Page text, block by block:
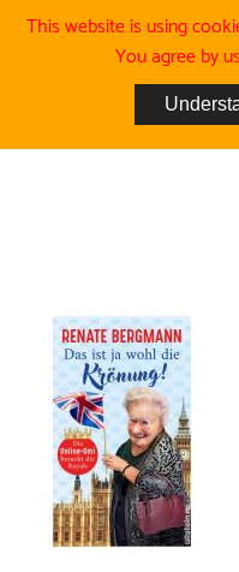
This website is using
You agree by